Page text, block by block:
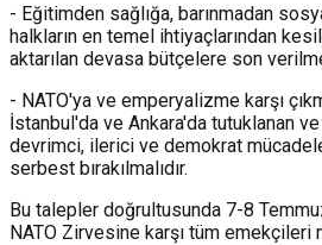
- Eğitimden sağlığa, barınmadan
halkların en temel ihtiyaçlarından
aktarılan devasa bütçelere son
- NATO'ya ve emperyalizme karşı
İstanbul'da ve Ankara'da tutuklanan
devrimci, ilerici ve demokrat
serbest bırakılmalıdır.
Bu talepler doğrultusunda 7-8
NATO Zirvesine karşı tüm emekçileri